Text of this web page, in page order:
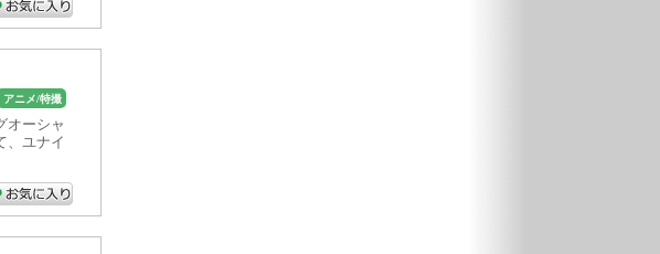
アニメ/特撮
オーシャ
、ユナイ